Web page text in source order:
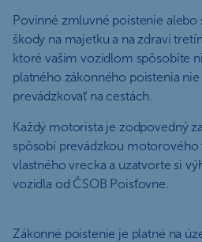
Povinné zmluvné poistenie alebo
škody na majetku a na zdraví
ktoré vašim vozidlom spôsobíte
platného zákonného poistenia
prevádzkovať na cestách.
Každý motorista je zodpovedný
spôsobí prevádzkou
vlastného vrecka a uzatvorte si
vozidla od ČSOB Poisťovne.
Zákonné poistenie je platné na